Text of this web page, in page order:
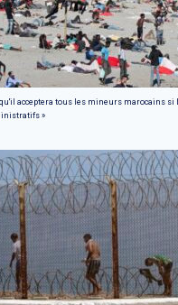
acceptera tous les mineurs marocains si
»